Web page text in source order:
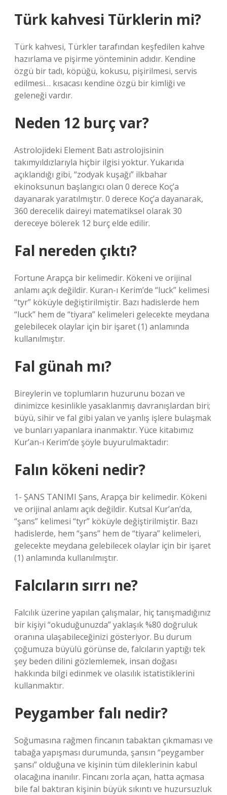
Türk kahvesi Türklerin mi?
Türk kahvesi, Türkler tarafından keşfedilen kahve
hazırlama ve pişirme yönteminin adıdır. Kendine
özgü bir tadı, köpüğü, kokusu, pişirilmesi, servis
edilmesi… kısacası kendine özgü bir kimliği ve
geleneği vardır.
Neden 12 burç var?
Astrolojideki Element Batı astrolojisinin
takımyıldızlarıyla hiçbir ilgisi yoktur. Yukarıda
açıklandığı gibi, “zodyak kuşağı” ilkbahar
ekinoksunun başlangıcı olan 0 derece Koç’a
dayanarak yaratılmıştır. 0 derece Koç’a dayanarak,
360 derecelik daireyi matematiksel olarak 30
dereceye bölerek 12 burç elde edilir.
Fal nereden çıktı?
Fortune Arapça bir kelimedir. Kökeni ve orijinal
anlamı açık değildir. Kuran-ı Kerim’de “luck” kelimesi
“tyr” köküyle değiştirilmiştir. Bazı hadislerde hem
“luck” hem de “tiyara” kelimeleri gelecekte meydana
gelebilecek olaylar için bir işaret (1) anlamında
kullanılmıştır.
Fal günah mı?
Bireylerin ve toplumların huzurunu bozan ve
dinimizce kesinlikle yasaklanmış davranışlardan biri;
büyü, sihir ve fal gibi yalan ve yanlış işlere bulaşmak
ve bunları yapanlara inanmaktır. Yüce kitabımız
Kur’an-ı Kerim’de şöyle buyurulmaktadır:
Falın kökeni nedir?
1- ŞANS TANIMI Şans, Arapça bir kelimedir. Kökeni
ve orijinal anlamı açık değildir. Kutsal Kur’an’da,
“şans” kelimesi “tyr” köküyle değiştirilmiştir. Bazı
hadislerde, hem “şans” hem de “tiyara” kelimeleri,
gelecekte meydana gelebilecek olaylar için bir işaret
(1) anlamında kullanılmıştır.
Falcıların sırrı ne?
Falcılık üzerine yapılan çalışmalar, hiç tanışmadığınız
bir kişiyi “okuduğunuzda” yaklaşık %80 doğruluk
oranına ulaşabileceğinizi gösteriyor. Bu durum
çoğumuza büyülü görünse de, falcıların yaptığı tek
şey beden dilini gözlemlemek, insan doğası
hakkında bilgi edinmek ve olasılık istatistiklerini
kullanmaktır.
Peygamber falı nedir?
Soğumasına rağmen fincanın tabaktan çıkmaması ve
tabağa yapışması durumunda, şansın “peygamber
şansı” olduğuna ve kişinin tüm dileklerinin kabul
olacağına inanılır. Fincanı zorla açan, hatta açmasa
bile fal baktıran kişinin büyük sıkıntı ve huzursuzluk